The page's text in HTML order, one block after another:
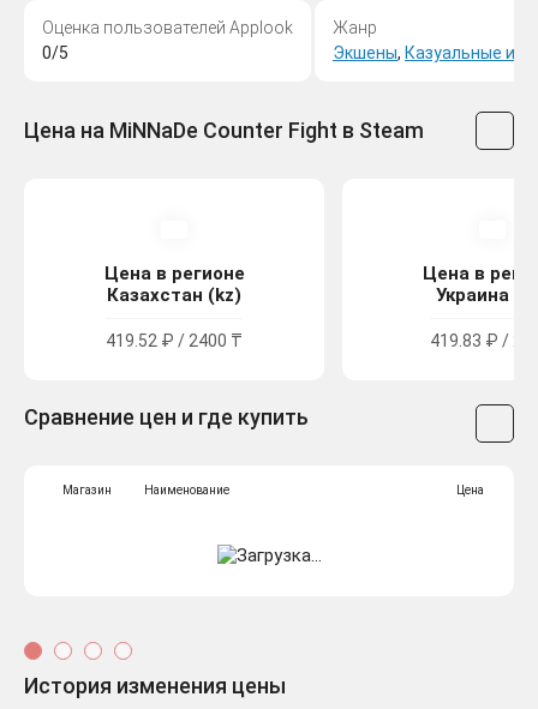
Оценка пользователей Applook
0/5
Жанр
Экшены, Казуальные
Цена на MiNNaDe Counter Fight в Steam
Цена в регионе
Казахстан (kz)
419.52 ₽ / 2400 ₸
Цена в
Украина
419.83 ₽ /
Сравнение цен и где купить
Магазин Наименование Цена
История изменения цены